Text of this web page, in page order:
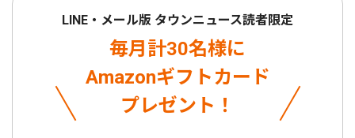
LINE・メール版 タウンニュース読者限定
毎月計30名様に
Amazonギフトカード
プレゼント！